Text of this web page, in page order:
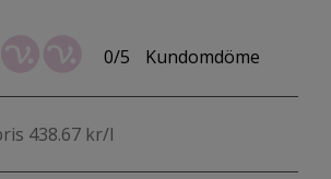
0/5 Kundomdöme
438.67 kr/l